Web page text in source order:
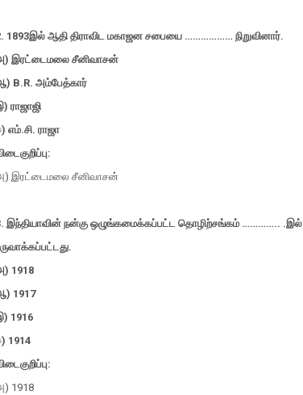
1893இல் ஆதி திராவிட மகாஜன சபையை ……………… நிறுவினார்.
இரட்டைமலை சீனிவாசன்
B.R. அம்பேத்கார்
ராஜாஜி
எம்.சி. ராஜா
இரட்டைமலை சீனிவாசன்
இந்தியாவின் நன்கு ஒழுங்கமைக்கப்பட்ட தொழிற்சங்கம் ………….. .இல்
1918
1917
1916
1914
1918